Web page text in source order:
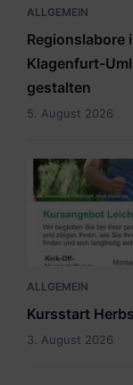
ALLGEMEIN
Regionslabore
Klagenfurt-
gestalten
5. August 2026
04.pdf
ALLGEMEIN
Kursstart
3. August 2026